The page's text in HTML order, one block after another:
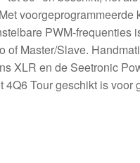
PWM-
of Master/Slave.
XLR en de Seetronic
Tour geschikt is voor